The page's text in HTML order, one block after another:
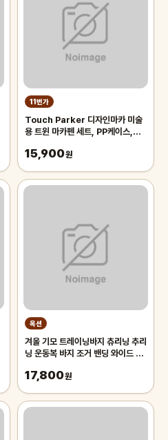
11번가
Touch Parker 디자인마카 미술
용 트윈 마카펜 세트, PP케이스,
15,900원
옥션
겨울 기모 트레이닝바지 츄리닝 추리
닝 운동복 바지 조거 밴딩 와이드 팬
17,800원